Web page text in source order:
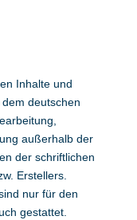
Inhalte und
deutschen
außerhalb der
der schriftlichen
Erstellers.
nur für den
gestattet.